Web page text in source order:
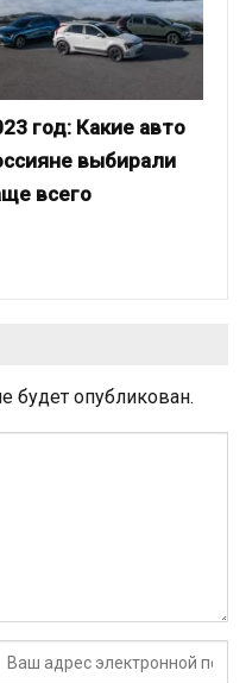
год: Какие авто
выбирали
всего
будет опубликован.